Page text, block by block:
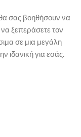
σας βοηθήσουν να
να ξεπεράσετε τον
σε μια μεγάλη
ιδανική για εσάς.